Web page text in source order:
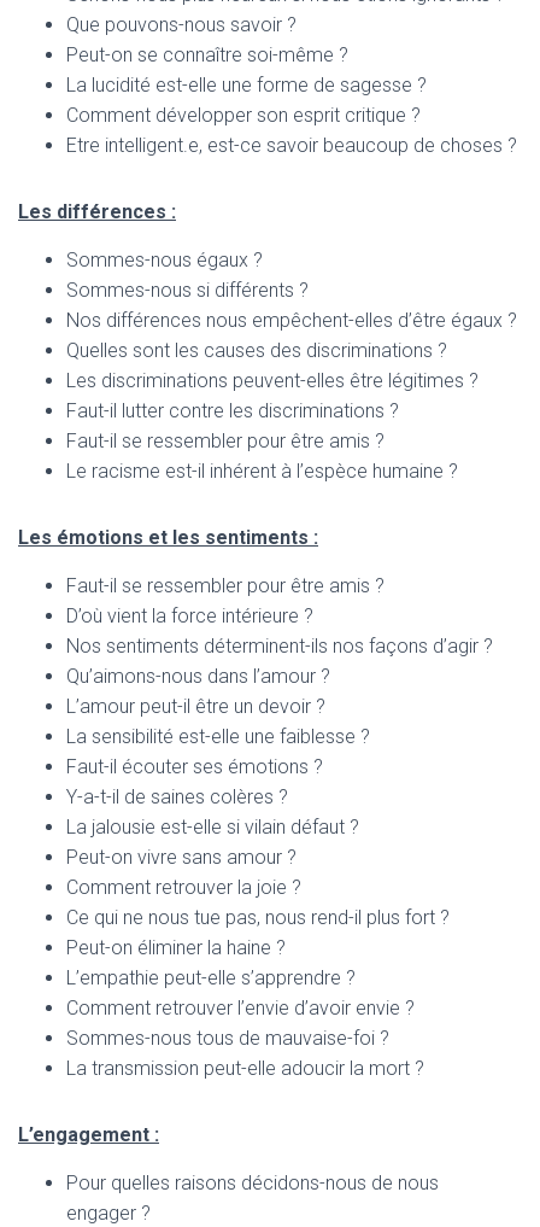
Que pouvons-nous savoir ?
Peut-on se connaître soi-même ?
La lucidité est-elle une forme de sagesse ?
Comment développer son esprit critique ?
Etre intelligent.e, est-ce savoir beaucoup de choses ?
Les différences :
Sommes-nous égaux ?
Sommes-nous si différents ?
Nos différences nous empêchent-elles d’être égaux ?
Quelles sont les causes des discriminations ?
Les discriminations peuvent-elles être légitimes ?
Faut-il lutter contre les discriminations ?
Faut-il se ressembler pour être amis ?
Le racisme est-il inhérent à l’espèce humaine ?
Les émotions et les sentiments :
Faut-il se ressembler pour être amis ?
D’où vient la force intérieure ?
Nos sentiments déterminent-ils nos façons d’agir ?
Qu’aimons-nous dans l’amour ?
L’amour peut-il être un devoir ?
La sensibilité est-elle une faiblesse ?
Faut-il écouter ses émotions ?
Y-a-t-il de saines colères ?
La jalousie est-elle si vilain défaut ?
Peut-on vivre sans amour ?
Comment retrouver la joie ?
Ce qui ne nous tue pas, nous rend-il plus fort ?
Peut-on éliminer la haine ?
L’empathie peut-elle s’apprendre ?
Comment retrouver l’envie d’avoir envie ?
Sommes-nous tous de mauvaise-foi ?
La transmission peut-elle adoucir la mort ?
L’engagement :
Pour quelles raisons décidons-nous de nous
engager ?